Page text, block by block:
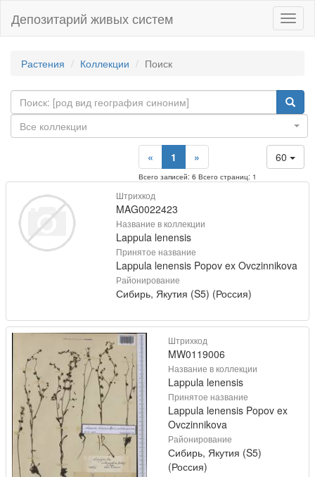
Депозитарий живых систем
Растения Коллекции Поиск
Все коллекции
60
« 1 »
Всего записей: 6 Всего страниц: 1
Штрихкод
MAG0022423
Название в коллекции
Lappula lenensis
Принятое название
Lappula lenensis Popov ex Ovczinnikova
Районирование
Сибирь, Якутия (S5) (Россия)
Штрихкод
MW0119006
Название в коллекции
Lappula lenensis
Принятое название
Lappula lenensis Popov ex
Ovczinnikova
Районирование
Сибирь, Якутия (S5)
(Россия)